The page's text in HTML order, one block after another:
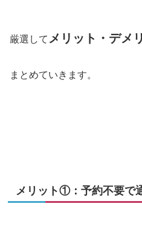
厳選して メリット・デメ
まとめていきます。
メリット①：予約不要で